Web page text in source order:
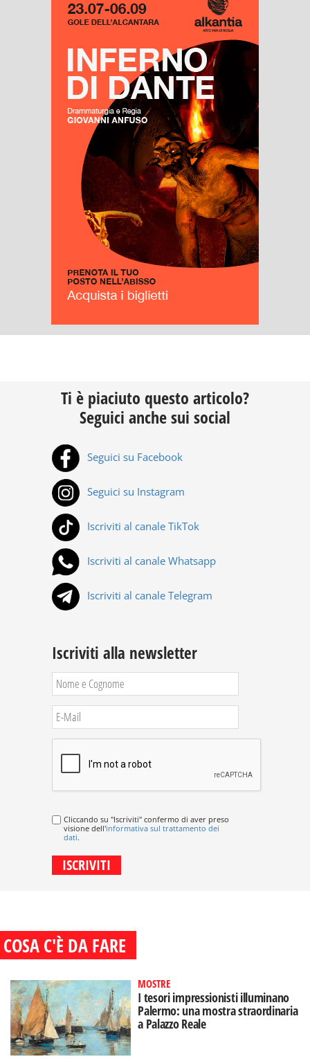
Ti è piaciuto questo articolo?
Seguici anche sui social
Seguici su Facebook
Seguici su Instagram
Iscriviti al canale TikTok
Iscriviti al canale Whatsapp
Iscriviti al canale Telegram
Iscriviti alla newsletter
Cliccando su "Iscriviti" confermo di aver preso
visione dell'informativa sul trattamento dei
dati.
COSA C'È DA FARE
MOSTRE
I tesori impressionisti illuminano
Palermo: una mostra straordinaria
a Palazzo Reale